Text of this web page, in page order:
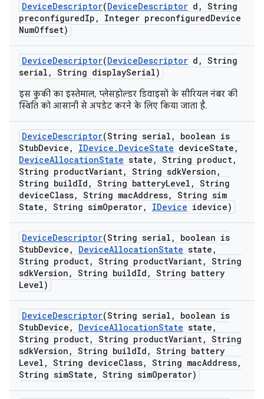
DeviceDescriptor(DeviceDescriptor d , String
preconfiguredIp , Integer preconfiguredDevice
NumOffset)
DeviceDescriptor(DeviceDescriptor d , String
serial , String displaySerial)
इस कुकी का इस्तेमाल, प्लेसहोल्डर डिवाइसों के सीरियल नंबर की
स्थिति को आसानी से अपडेट करने के लिए किया जाता है.
DeviceDescriptor(String serial ,
boolean is
StubDevice , IDevice . DeviceState deviceState ,
DeviceAllocationState state , String product,
String productVariant, String sdkVersion ,
String buildId , String batteryLevel , String
deviceClass, String macAddress, String sim
State , String simOperator, IDevice idevice)
DeviceDescriptor(String serial ,
boolean is
StubDevice , DeviceAllocationState state ,
String product, String productVariant, String
sdkVersion , String buildId , String battery
Level)
DeviceDescriptor(String serial ,
boolean is
StubDevice , DeviceAllocationState state ,
String product, String productVariant, String
sdkVersion , String buildId , String battery
Level , String deviceClass, String macAddress,
String simState , String simOperator)